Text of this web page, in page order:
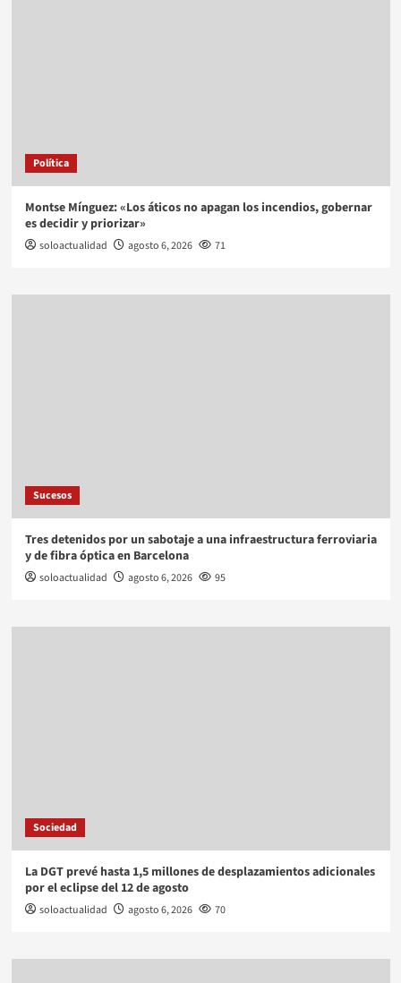
Política
Montse Mínguez: «Los áticos no apagan los incendios, gobernar
es decidir y priorizar»
soloactualidad agosto 6, 2026 71
Sucesos
Tres detenidos por un sabotaje a una infraestructura ferroviaria
y de fibra óptica en Barcelona
soloactualidad agosto 6, 2026 95
Sociedad
La DGT prevé hasta 1,5 millones de desplazamientos adicionales
por el eclipse del 12 de agosto
soloactualidad agosto 6, 2026 70